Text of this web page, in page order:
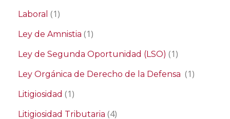
Laboral (1)
Ley de Amnistia (1)
Ley de Segunda Oportunidad (LSO) (1)
Ley Orgánica de Derecho de la Defensa (1)
Litigiosidad (1)
Litigiosidad Tributaria (4)